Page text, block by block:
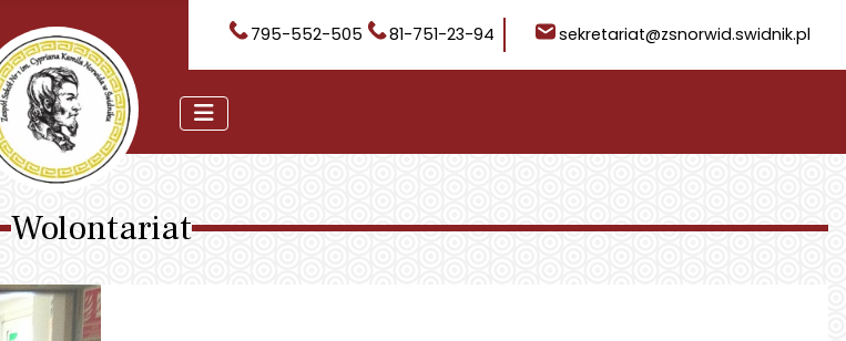
795-552-505 81-751-23-94 sekretariat@zsnorwid.swidnik.pl
Wolontariat